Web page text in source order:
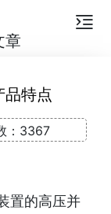
章
品特点
： 3367
置的高压并